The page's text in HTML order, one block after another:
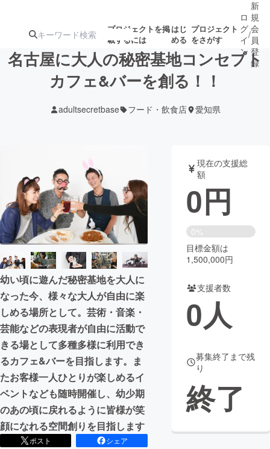
プロジェクトを掲
載するには
はじ
める
プロジェクト
をさがす
ターン
ジェクト
募集終了が近いプ
ロジェクト
されます
アート・写真 音楽
テクノロジー・ガジェット ゲーム・サ
映像・映画 書籍・雑誌
ビジネス・起業 チャレンジ
まちづくり・地域活性化
CAMPFIRE for Social Good
CAMPFIRE Creation
CAMPFIREふるさと納税machi-ya
ロ
グ
イ
ン
/
新
規
会
員
登
録
名古屋に大人の秘密基地コンセプト
カフェ&バーを創る！！
adultsecretbase フード・飲食店 愛知県
幼い頃に遊んだ秘密基地を大人に
なった今、様々な大人が自由に楽
しめる場所として。芸術・音楽・
芸能などの表現者が自由に活動で
きる場として多種多様に利用でき
るカフェ&バーを目指します。ま
たお客様一人ひとりが楽しめるイ
ベントなども随時開催し、幼少期
のあの頃に戻れるように皆様が笑
顔になれる空間創りを目指します
ポスト
シェア
現在の支援総
額
0円
0%
目標金額は
1,500,000円
支援者数
0人
募集終了まで残
り
終了